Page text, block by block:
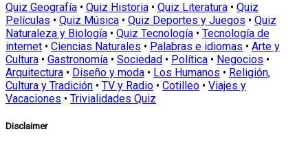
Quiz Geografía • Quiz Historia • Quiz Literatura • Quiz
Películas • Quiz Música • Quiz Deportes y Juegos • Quiz
Naturaleza y Biología • Quiz Tecnología • Tecnología de
internet • Ciencias Naturales • Palabras e idiomas • Arte y
Cultura • Gastronomía • Sociedad • Política • Negocios •
Arquitectura • Diseño y moda • Los Humanos • Religión,
Cultura y Tradición • TV y Radio • Cotilleo • Viajes y
Vacaciones • Trivialidades Quiz
Disclaimer